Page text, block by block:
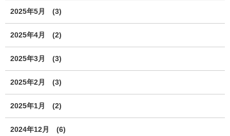
2025年5月 (3)
2025年4月 (2)
2025年3月 (3)
2025年2月 (3)
2025年1月 (2)
2024年12月 (6)